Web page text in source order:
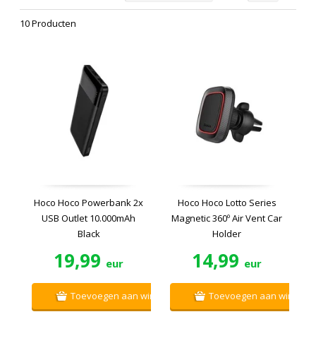
10 Producten
Hoco Hoco Powerbank 2x
USB Outlet 10.000mAh
Black
19,99 eur
Toevoegen aan winkelwagen
Hoco Hoco Lotto Series
Magnetic 360º Air Vent Car
Holder
14,99 eur
Toevoegen aan